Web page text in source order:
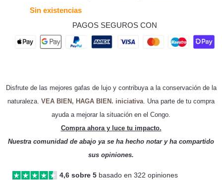
Sin existencias
PAGOS SEGUROS CON
Disfrute de las mejores gafas de lujo y contribuya a la conservación de la
naturaleza. VEA BIEN, HAGA BIEN. iniciativa . Una parte de tu compra
ayuda a mejorar la situación en el Congo.
Compra ahora y luce tu impacto.
Nuestra comunidad de abajo ya se ha hecho notar y ha compartido
sus opiniones.
4,6 sobre 5 basado en 322 opiniones